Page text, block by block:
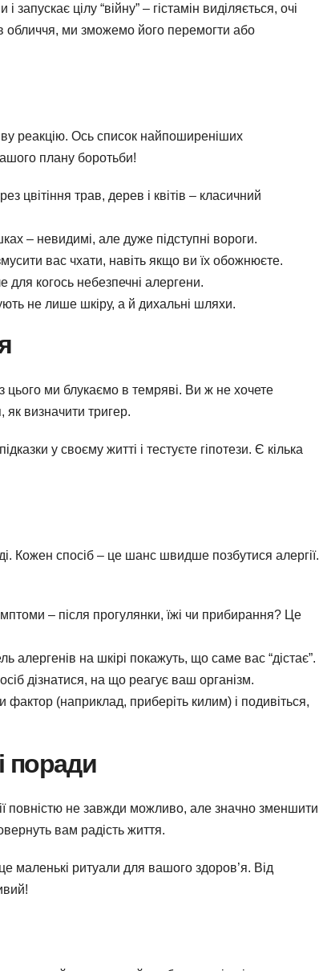
цілу “війну” – гістамін виділяється, очі
обличчя, ми зможемо його перемогти або
реакцію. Ось список найпоширеніших
плану боротьби!
цвітіння трав, дерев і квітів – класичний
– невидимі, але дуже підступні вороги.
вас чхати, навіть якщо ви їх обожнюєте.
для когось небезпечні алергени.
не лише шкіру, а й дихальні шляхи.
цього ми блукаємо в темряві. Ви ж не хочете
визначити тригер.
у своєму житті і тестуєте гіпотези. Є кілька
Кожен спосіб – це шанс швидше позбутися алергії.
– після прогулянки, їжі чи прибирання? Це
алергенів на шкірі покажуть, що саме вас “дістає”.
дізнатися, на що реагує ваш організм.
фактор (наприклад, приберіть килим) і подивіться,
поради
повністю не завжди можливо, але значно зменшити
вам радість життя.
маленькі ритуали для вашого здоров’я. Від